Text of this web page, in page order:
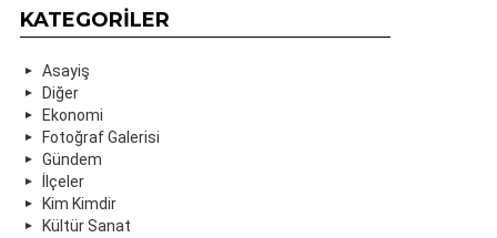
KATEGORILER
Asayiş
Diğer
Ekonomi
Fotoğraf Galerisi
Gündem
İlçeler
Kim Kimdir
Kültür Sanat